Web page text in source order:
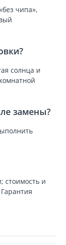
чипа»,
солнца и
замены?
и